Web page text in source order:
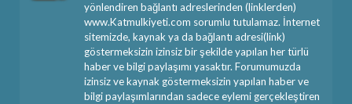
yönlendiren bağlantı adreslerinden (linklerden)
www.Katmulkiyeti.com sorumlu tutulamaz. İnternet
sitemizde, kaynak ya da bağlantı adresi(link)
göstermeksizin izinsiz bir şekilde yapılan her türlü
haber ve bilgi paylaşımı yasaktır. Forumumuzda
izinsiz ve kaynak göstermeksizin yapılan haber ve
bilgi paylaşımlarından sadece eylemi gerçekleştiren